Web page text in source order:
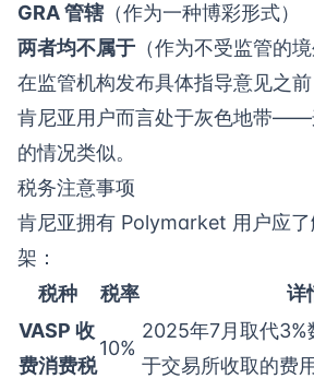
GRA 管辖 （作为一种博彩形式）
两者均不属于 （作为不受监管的境
在监管机构发布具体指导意见之
肯尼亚用户而言处于灰色地带——
的情况类似。
税务注意事项
肯尼亚拥有 Polymarket 用户应
架：
税种
税率
详
VASP 收
费消费税
10%
2025年7月取代3%
于交易所收取的费